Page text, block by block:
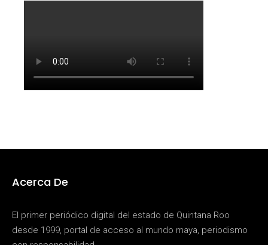
Acerca De
El primer periódico digital del estado de Quintana Roo
desde 1999, portal de acceso al mundo maya, periodismo